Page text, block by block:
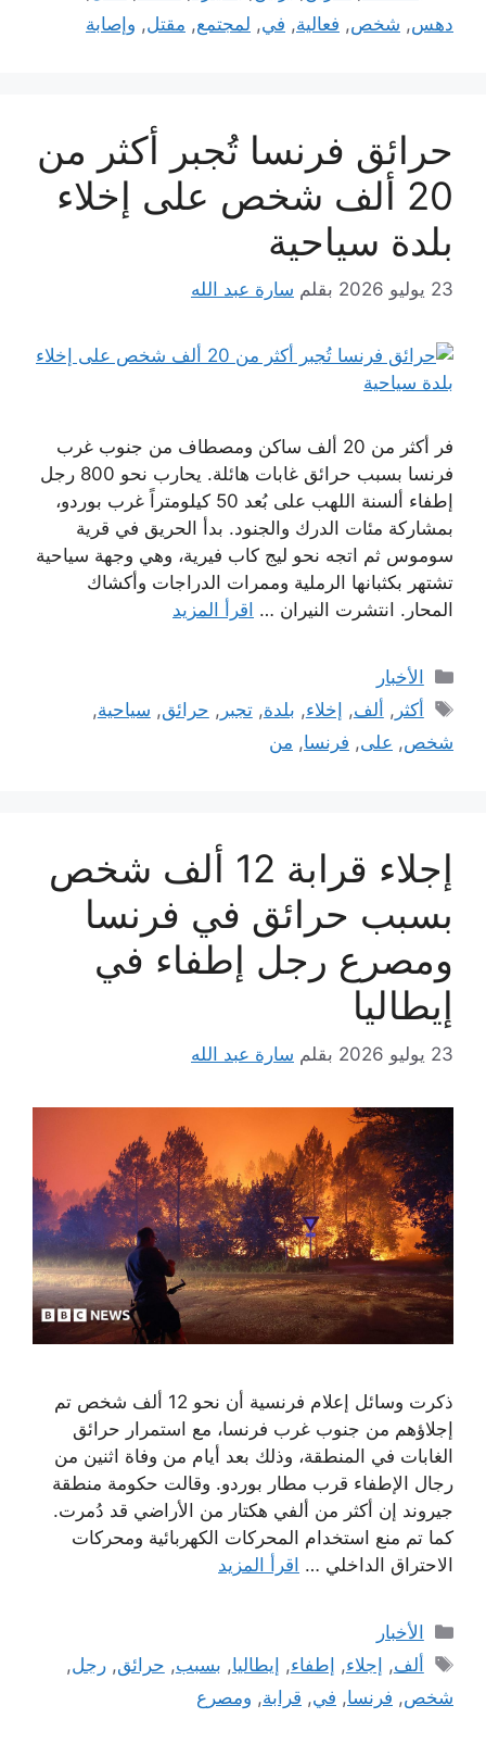
دهس, شخص, فعالية, في, لمجتمع, مقتل, وإصابة
حرائق فرنسا تُجبر أكثر من
20 ألف شخص على إخلاء
بلدة سياحية
23 يوليو 2026 بقلم سارة عبد الله
فر أكثر من 20 ألف ساكن ومصطاف من جنوب غرب
فرنسا بسبب حرائق غابات هائلة. يحارب نحو 800 رجل
إطفاء ألسنة اللهب على بُعد 50 كيلومتراً غرب بوردو،
بمشاركة مئات الدرك والجنود. بدأ الحريق في قرية
سوموس ثم اتجه نحو ليج كاب فيرية، وهي وجهة سياحية
تشتهر بكثبانها الرملية وممرات الدراجات وأكشاك
المحار. انتشرت النيران … اقرأ المزيد
التصنيفات
الأخبار
الوسوم
أكثر , ألف, إخلاء, بلدة,تجبر , حرائق, سياحية,
شخص, على, فرنسا, من
إجلاء قرابة 12 ألف شخص
بسبب حرائق في فرنسا
ومصرع رجل إطفاء في
إيطاليا
23 يوليو 2026 بقلم سارة عبد الله
ذكرت وسائل إعلام فرنسية أن نحو 12 ألف شخص تم
إجلاؤهم من جنوب غرب فرنسا، مع استمرار حرائق
الغابات في المنطقة، وذلك بعد أيام من وفاة اثنين من
رجال الإطفاء قرب مطار بوردو. وقالت حكومة منطقة
جيروند إن أكثر من ألفي هكتار من الأراضي قد دُمرت.
كما تم منع استخدام المحركات الكهربائية ومحركات
الاحتراق الداخلي … اقرأ المزيد
التصنيفات
الأخبار
الوسوم
ألف, إجلاء, إطفاء, إيطاليا, بسبب, حرائق,رجل,
شخص, فرنسا, في, قرابة, ومصرع